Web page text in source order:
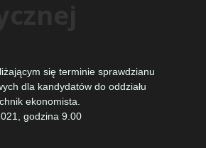
się terminie sprawdzianu
dla kandydatów do oddziału
ekonomista.
godzina 9.00